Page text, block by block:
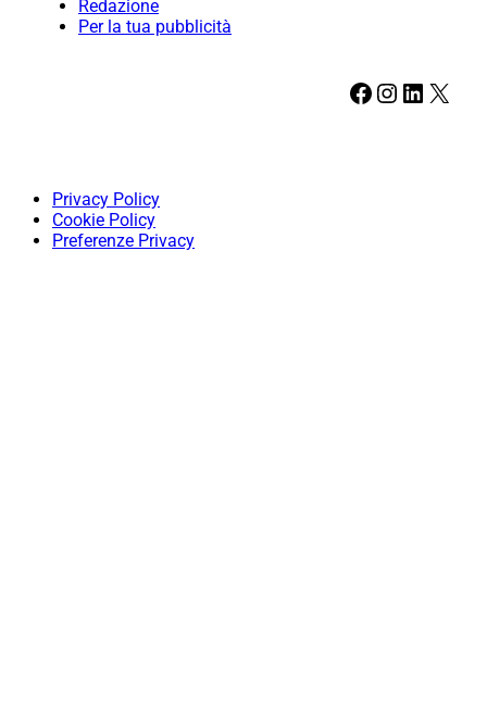
Redazione
Per la tua pubblicità
Facebook Instagram LinkedIn X
Privacy Policy
Cookie Policy
Preferenze Privacy